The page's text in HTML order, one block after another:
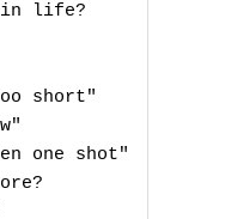
in life?
short"
one shot"